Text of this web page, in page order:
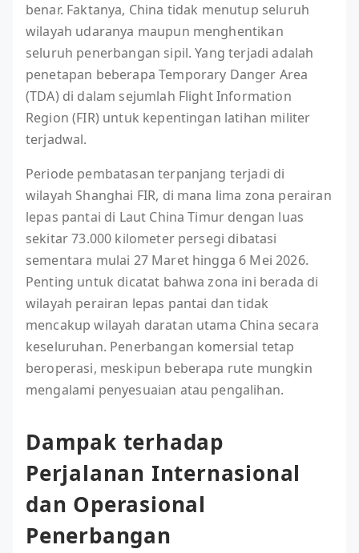
benar. Faktanya, China tidak menutup seluruh
wilayah udaranya maupun menghentikan
seluruh penerbangan sipil. Yang terjadi adalah
penetapan beberapa Temporary Danger Area
(TDA) di dalam sejumlah Flight Information
Region (FIR) untuk kepentingan latihan militer
terjadwal.
Periode pembatasan terpanjang terjadi di
wilayah Shanghai FIR, di mana lima zona perairan
lepas pantai di Laut China Timur dengan luas
sekitar 73.000 kilometer persegi dibatasi
sementara mulai 27 Maret hingga 6 Mei 2026.
Penting untuk dicatat bahwa zona ini berada di
wilayah perairan lepas pantai dan tidak
mencakup wilayah daratan utama China secara
keseluruhan. Penerbangan komersial tetap
beroperasi, meskipun beberapa rute mungkin
mengalami penyesuaian atau pengalihan.
Dampak terhadap
Perjalanan Internasional
dan Operasional
Penerbangan